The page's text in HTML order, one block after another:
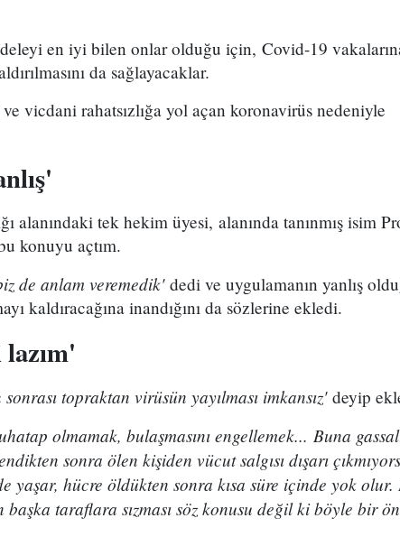
en iyi bilen onlar olduğu için, Covid-19
da sağlayacaklar.
vicdani rahatsızlığa yol açan koronavirüs nedeniyle
alanındaki tek hekim üyesi, alanında tanınmış isim
konuyu açtım.
de anlam veremedik'dedi ve uygulamanın yanlış
kaldıracağına inandığını da sözlerine ekledi.
topraktan virüsün yayılması imkansız'deyip
olmamak, bulaşmasını engellemek... Buna
sonra ölen kişiden vücut salgısı dışarı
yaşar, hücre öldükten sonra kısa süre içinde yok
taraflara sızması söz konusu değil ki böyle bir